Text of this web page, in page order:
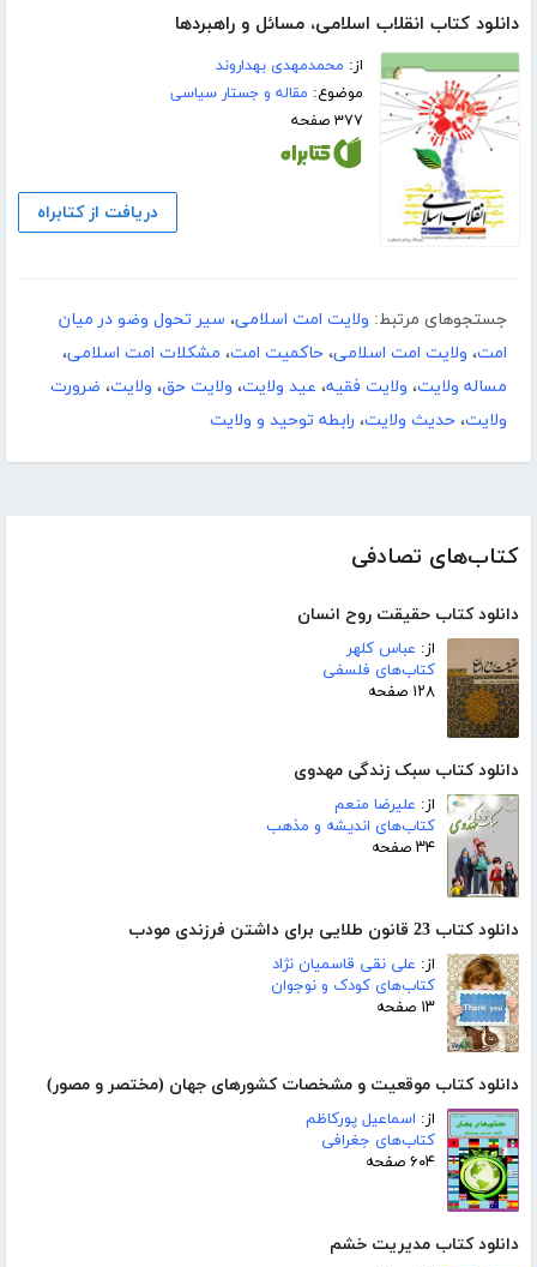
کتاب‌های تصادفی
دانلود کتاب حقیقت روح انسان
از: عباس کلهر
کتاب‌های فلسفی
۱۲۸ صفحه
دانلود کتاب سبک زندگی مهدوی
از: علیرضا منعم
کتاب‌های اندیشه و مذهب
۳۴ صفحه
دانلود کتاب 23 قانون طلایی برای داشتن فرزندی مودب
از: علی نقی قاسمیان نژاد
کتاب‌های کودک و نوجوان
۱۳ صفحه
دانلود کتاب موقعیت و مشخصات کشورهای جهان (مختصر و مصور)
از: اسماعیل پورکاظم
کتاب‌های جغرافی
۶۰۴ صفحه
دانلود کتاب مدیریت خشم
دانلود کتاب انقلاب اسلامی، مسائل و راهبردها
از: محمدمهدی بهداروند
موضوع: مقاله و جستار سیاسی
۳۷۷ صفحه
دریافت از کتابراه
جستجوهای مرتبط: ولایت امت اسلامی، سیر تحول وضو در میان
امت، ولایت امت اسلامی، حاکمیت امت، مشکلات امت اسلامی،
مساله ولایت، ولایت فقیه، عید ولایت، ولایت حق، ولایت، ضرورت
ولایت، حدیث ولایت، رابطه توحید و ولایت